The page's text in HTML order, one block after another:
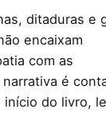
ditaduras e
encaixam
com as
é
do livro,